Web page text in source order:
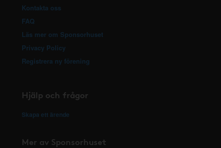
Kontakta oss
FAQ
Läs mer om Sponsorhuset
Privacy Policy
Registrera ny förening
Hjälp och frågor
Skapa ett ärende
Mer av Sponsorhuset